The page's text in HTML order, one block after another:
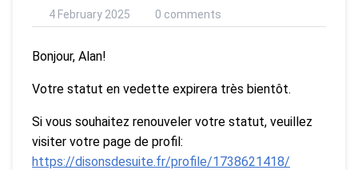
4 February 2025 0 comments
Bonjour, Alan!
Votre statut en vedette expirera très bientôt.
Si vous souhaitez renouveler votre statut, veuillez
visiter votre page de profil:
https://disonsdesuite.fr/profile/1738621418/